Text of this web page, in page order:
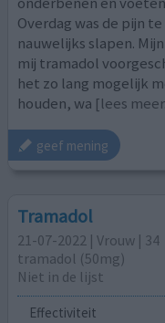
Overdag was de pijn
nauwelijks slapen.
mij tramadol
het zo lang mogelijk
houden, wa [lees
geef mening
Tramadol
21-07-2022 | Vrouw | 34
tramadol (50mg)
Niet in de lijst
Effectiviteit